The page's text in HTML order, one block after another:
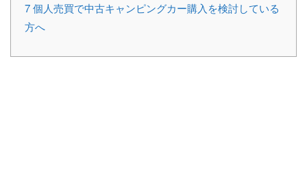
7個人売買で中古キャンピングカー購入を検討している
方へ